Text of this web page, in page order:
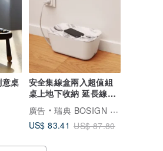
桌
安全集線盒兩入超值組
桌上地下收納 延長線收
納盒
廣告
瑞典 BOSIGN Stockholm 家居用品
US$ 83.41 US$ 87.80